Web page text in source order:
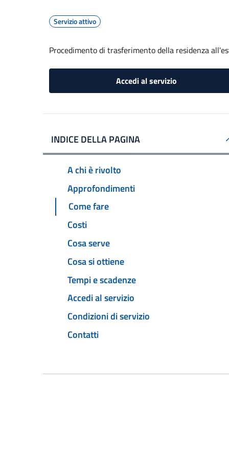
Servizio attivo
Procedimento di trasferimento della residenza
Accedi al servizio
INDICE DELLA PAGINA
A chi è rivolto
Approfondimenti
Come fare
Costi
Cosa serve
Cosa si ottiene
Tempi e scadenze
Accedi al servizio
Condizioni di servizio
Contatti